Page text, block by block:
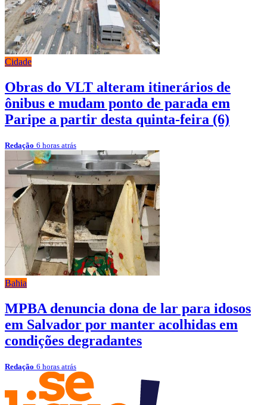
Cidade
Obras do VLT alteram itinerários de
ônibus e mudam ponto de parada em
Paripe a partir desta quinta-feira (6)
Redação 6 horas atrás
Bahia
MPBA denuncia dona de lar para idosos
em Salvador por manter acolhidas em
condições degradantes
Redação 6 horas atrás